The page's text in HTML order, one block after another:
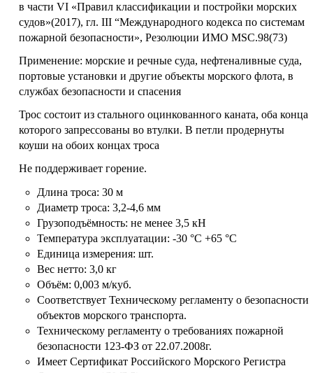
в части VI «Правил классификации и постройки морских
судов»(2017), гл. III “Международного кодекса по системам
пожарной безопасности», Резолюции ИМО MSC.98(73)
Применение: морские и речные суда, нефтеналивные суда,
портовые установки и другие объекты морского флота, в
службах безопасности и спасения
Трос состоит из стального оцинкованного каната, оба конца
которого запрессованы во втулки. В петли продернуты
коуши на обоих концах троса
Не поддерживает горение.
Длина троса: 30 м
Диаметр троса: 3,2-4,6 мм
Грузоподъёмность: не менее 3,5 кН
Температура эксплуатации: -30 °C +65 °C
Единица измерения: шт.
Вес нетто: 3,0 кг
Объём: 0,003 м/куб.
Соответствует Техническому регламенту о безопасности
объектов морского транспорта.
Техническому регламенту о требованиях пожарной
безопасности 123-ФЗ от 22.07.2008г.
Имеет Сертификат Российского Морского Регистра